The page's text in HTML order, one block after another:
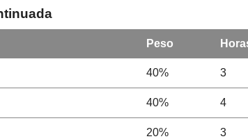
Peso
40% 3
40% 4
20% 3